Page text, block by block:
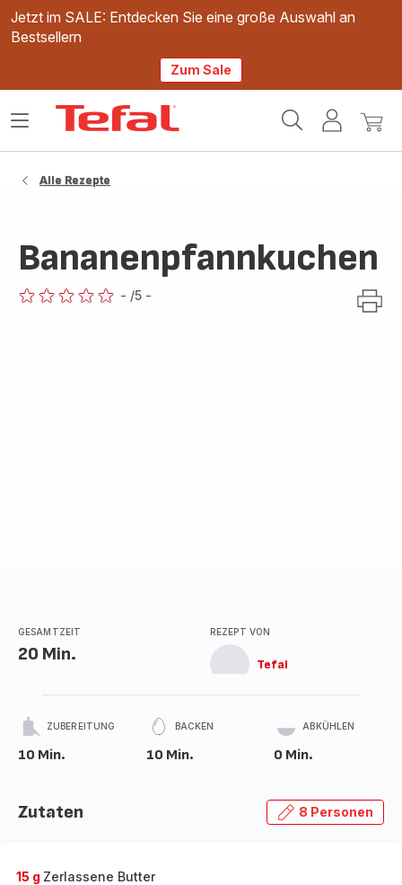
Jetzt im SALE: Entdecken Sie eine große Auswahl an
Bestsellern
Zum Sale
Mein
Mein
Das
Alle Rezepte
Bananenpfannkuchen
- /5 -
GESAMTZEIT
20 Min.
REZEPT VON
Tefal
ZUBEREITUNG
10 Min.
BACKEN
10 Min.
ABKÜHLEN
0 Min.
Zutaten 8 Personen
15 g Zerlassene Butter